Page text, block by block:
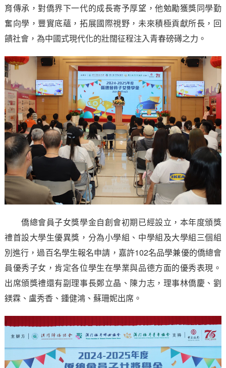
育傳承，對僑界下一代的成長寄予厚望，他勉勵獲獎同學勤
奮向學，豐實底蘊，拓展國際視野，未來積極貢獻所長，回
饋社會，為中國式現代化的壯闊征程注入青春磅礡之力。
僑總會員子女獎學金自創會初期已經設立，本年度頒獎
禮首設大學生優異獎，分為小學組、中學組及大學組三個組
別進行，過百名學生報名申請，嘉許102名品學兼優的僑總會
員優秀子女，肯定各位學生在學業與品德方面的優秀表現。
出席頒獎禮還有副理事長鄭立晶、陳力志，理事林僑慶、劉
鎂霖、盧秀香、鍾健鴻、蘇珊妮出席。